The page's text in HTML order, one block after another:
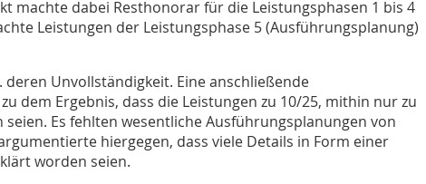
machte dabei Resthonorar für die Leistungsphasen 1 bis 4
Leistungen der Leistungsphase 5 (Ausführungsplanung)
Unvollständigkeit. Eine anschließende
dem Ergebnis, dass die Leistungen zu 10/25, mithin nur zu
seien. Es fehlten wesentliche Ausführungsplanungen von
hiergegen, dass viele Details in Form einer
worden seien.